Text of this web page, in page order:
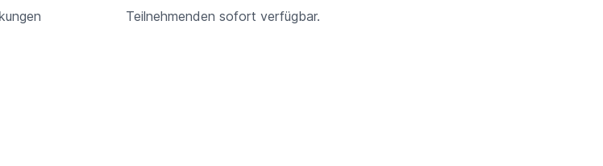
Teilnehmenden sofort verfügbar.